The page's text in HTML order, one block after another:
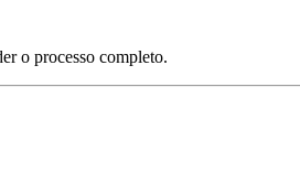
o processo completo.